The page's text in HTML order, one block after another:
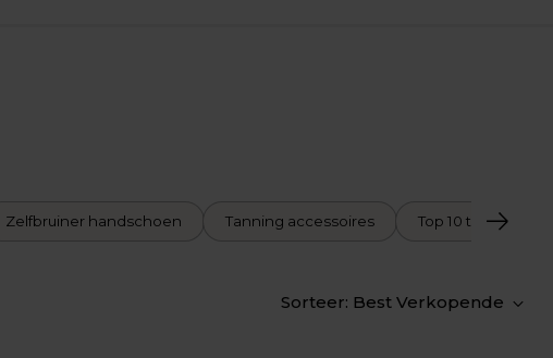
Zelfbruiner handschoen Tanning accessoires Top 10 tanning
Sorteer: Best Verkopende